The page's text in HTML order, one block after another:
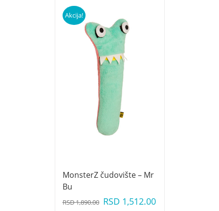
Akcija!
MonsterZ čudovište – Mr
Bu
RSD1,890.00 RSD 1,512.00